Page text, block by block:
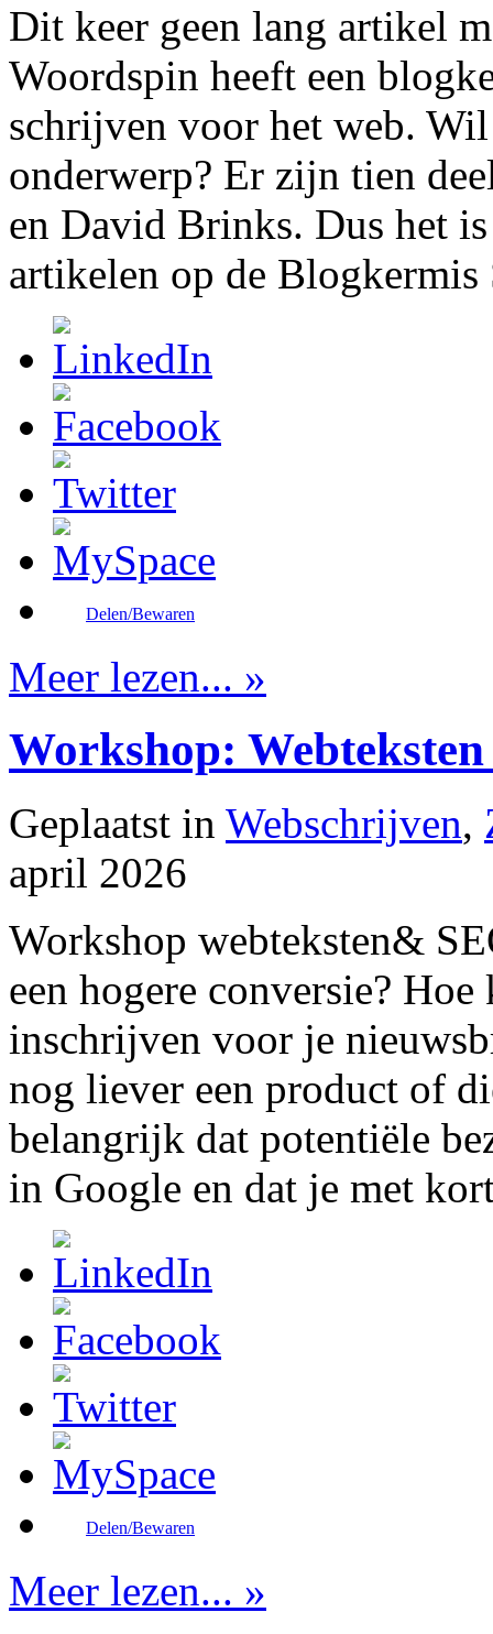
Dit keer geen lang artikel
Woordspin heeft een
schrijven voor het web.
onderwerp? Er zijn tien
en David Brinks. Dus het
artikelen op de
Delen/Bewaren
Meer lezen... »
Workshop: Webteksten
Geplaatst in Webschrijven,
april 2026
Workshop webteksten&
een hogere conversie?
inschrijven voor je
nog liever een product of
belangrijk dat potentiële
in Google en dat je met
Delen/Bewaren
Meer lezen... »